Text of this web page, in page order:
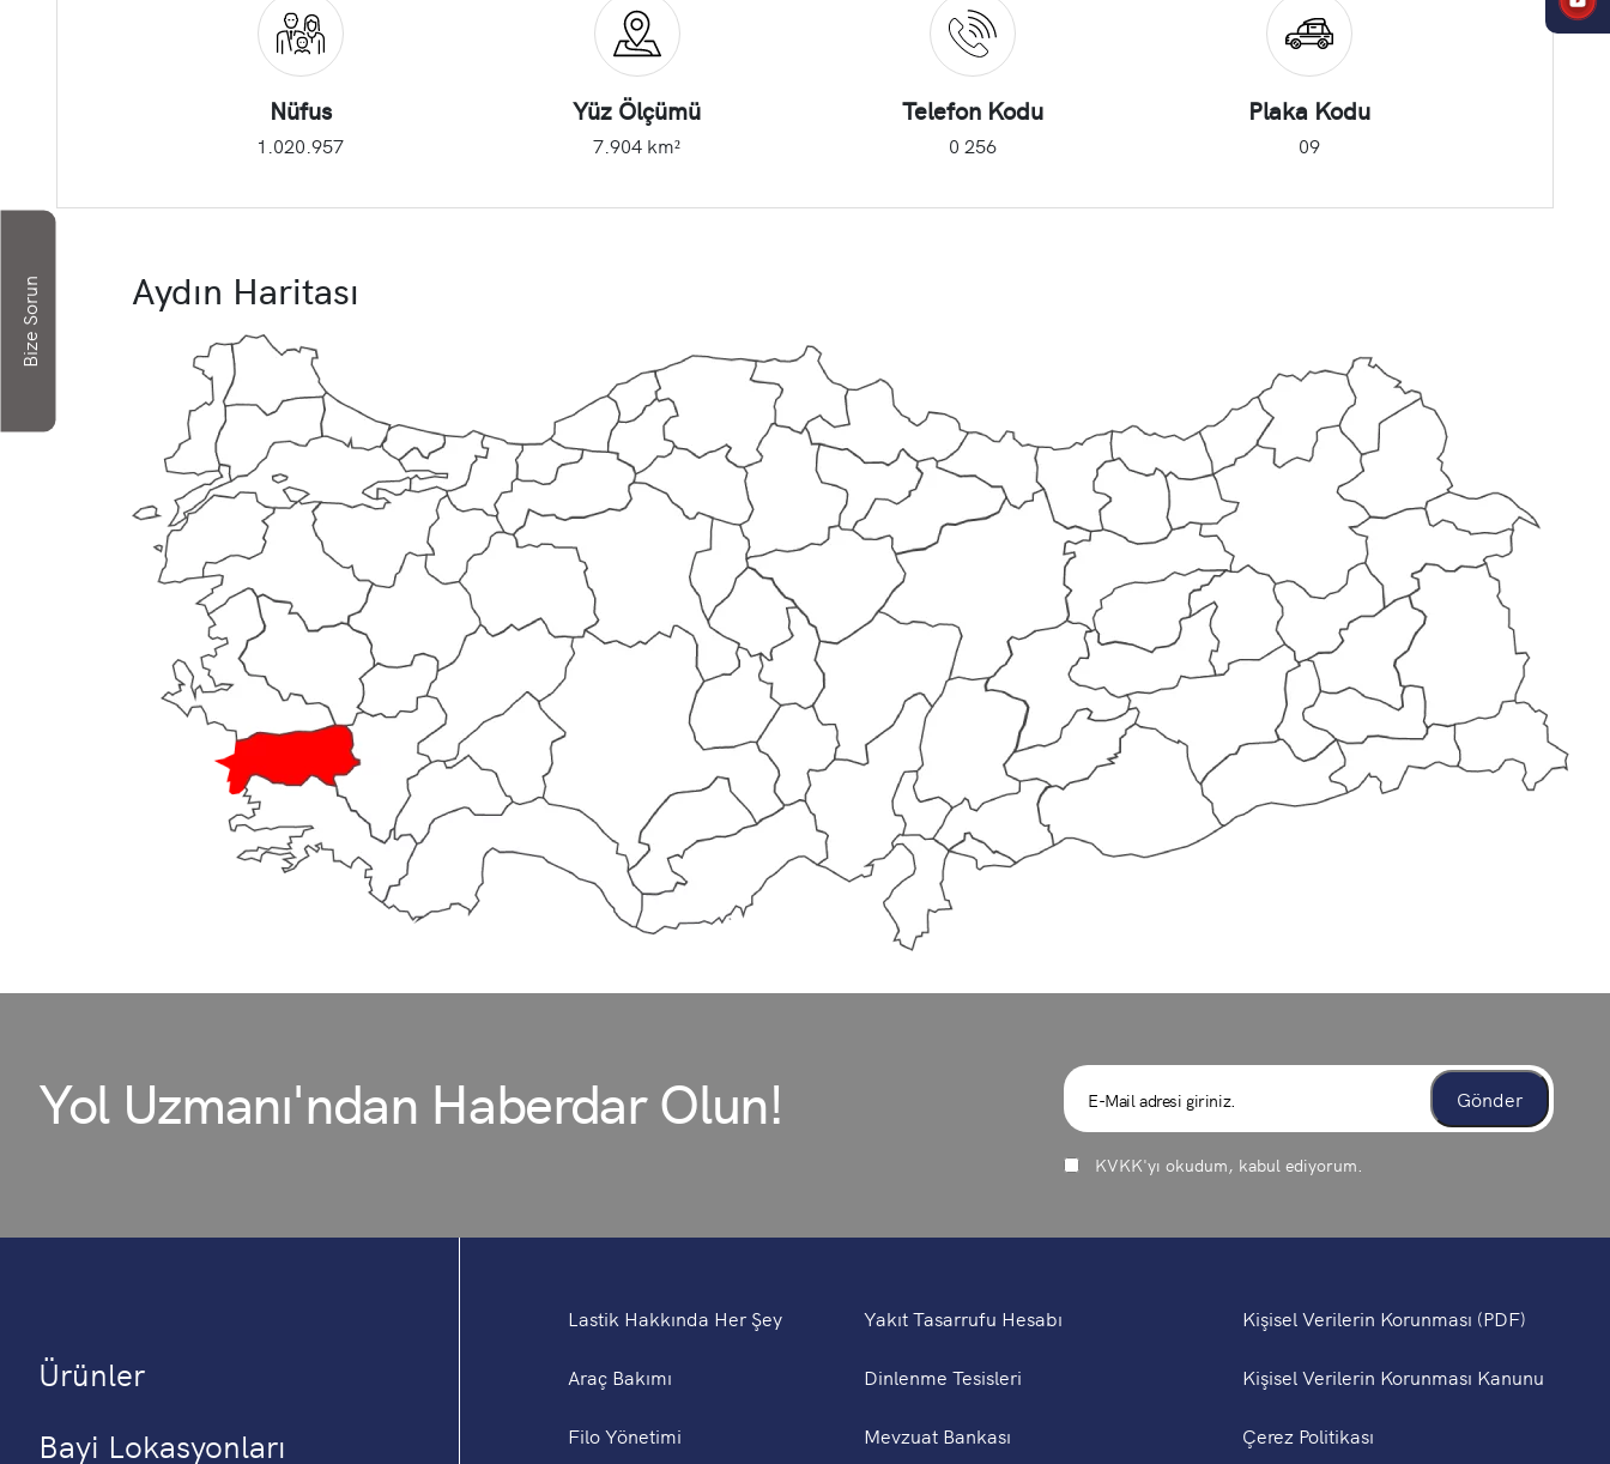
Nüfus
1.020.957
Yüz Ölçümü
7.904 km²
Telefon Kodu
0 256
Plaka Kodu
09
Aydın Haritası
Bize Sorun
Yol Uzmanı'ndan Haberdar Olun!
KVKK'yı okudum, kabul ediyorum.
Ürünler
Bayi Lokasyonları
Lastik Hakkında Her Şey
Araç Bakımı
Filo Yönetimi
Yakıt Tasarrufu Hesabı
Dinlenme Tesisleri
Mevzuat Bankası
Kişisel Verilerin Korunması (PDF)
Kişisel Verilerin Korunması Kanunu
Çerez Politikası